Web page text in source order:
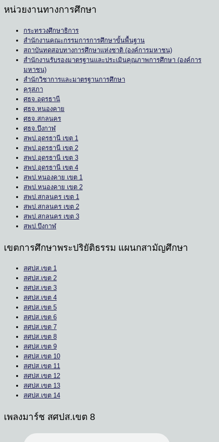
หน่วยงานทางการศึกษา
กระทรวงศึกษาธิการ
สำนักงานคณะกรรมการการศึกษาขั้นพื้นฐาน
สถาบันทดสอบทางการศึกษาแห่งชาติ (องค์การมหาชน)
สำนักงานรับรองมาตรฐานและประเมินคุณภาพการศึกษา (องค์การ
มหาชน)
สำนักวิชาการและมาตรฐานการศึกษา
คุรุสภา
ศธจ.อุดรธานี
ศธจ.หนองคาย
ศธจ.สกลนคร
ศธจ.บึงกาฬ
สพป.อุดรธานี เขต 1
สพป.อุดรธานี เขต 2
สพป.อุดรธานี เขต 3
สพป.อุดรธานี เขต 4
สพป.หนองคาย เขต 1
สพป.หนองคาย เขต 2
สพป.สกลนคร เขต 1
สพป.สกลนคร เขต 2
สพป.สกลนคร เขต 3
สพป.บึงกาฬ
เขตการศึกษาพระปริยัติธรรม แผนกสามัญศึกษา
สศปส.เขต 1
สศปส.เขต 2
สศปส.เขต 3
สศปส.เขต 4
สศปส.เขต 5
สศปส.เขต 6
สศปส.เขต 7
สศปส.เขต 8
สศปส.เขต 9
สศปส.เขต 10
สศปส.เขต 11
สศปส.เขต 12
สศปส.เขต 13
สศปส.เขต 14
เพลงมาร์ช สศปส.เขต 8